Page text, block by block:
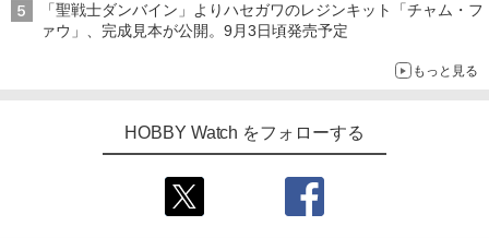
「聖戦士ダンバイン」よりハセガワのレジンキット「チャム・フ
ァウ」、完成見本が公開。9月3日頃発売予定
もっと見る
HOBBY Watch をフォローする